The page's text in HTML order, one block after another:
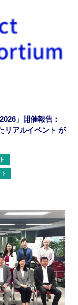
」開催報告：
リアルイベント が